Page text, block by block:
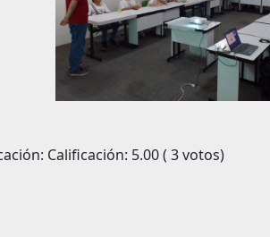
Calificación: 5.00 ( 3 votos)